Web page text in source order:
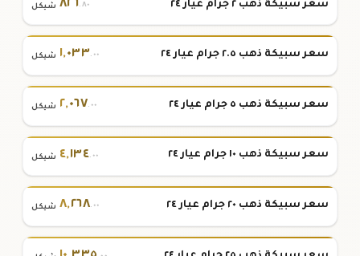
سعر سبيكة ذهب ٢ جرام عيار ٢٤ ٨٢٦.٨٠ شيكل
سعر سبيكة ذهب ٢.٥ جرام عيار ٢٤ ١,٠٣٣.٠٠ شيكل
سعر سبيكة ذهب ٥ جرام عيار ٢٤ ٢,٠٦٧.٠٠ شيكل
سعر سبيكة ذهب ١٠ جرام عيار ٢٤ ٤,١٣٤.٠٠ شيكل
سعر سبيكة ذهب ٢٠ جرام عيار ٢٤ ٨,٢٦٨.٠٠ شيكل